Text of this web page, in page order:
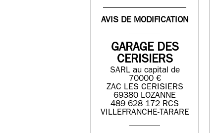
AVIS DE MODIFICATION
GARAGE DES
CERISIERS
SARL au capital de
70000 €
ZAC LES CERISIERS
69380 LOZANNE
489 628 172 RCS
VILLEFRANCHE-TARARE